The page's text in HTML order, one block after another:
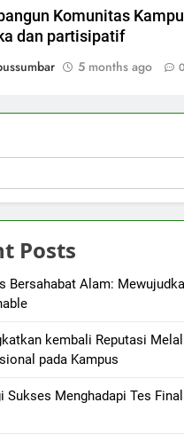
Komunitas
dan partisipatif
5 months ago 0
Posts
Bersahabat Alam:
kembali Reputasi
pada Kampus
Sukses Menghadapi Tes